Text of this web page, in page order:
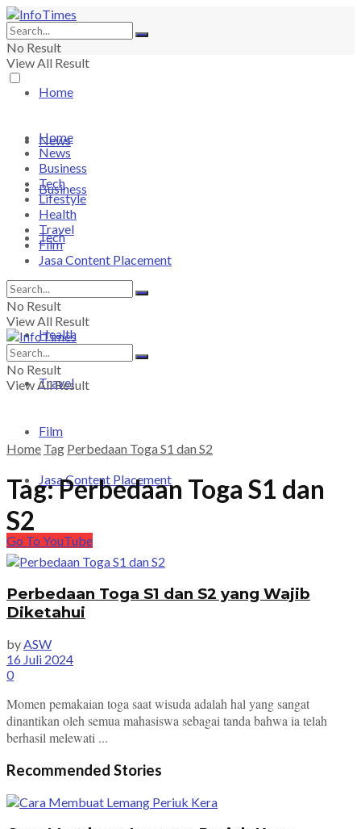
No Result
View All Result
Home
News
Business
Tech
Lifestyle
Health
Travel
Film
Jasa Content Placement
Go To YouTube
Home
News
Business
Tech
Lifestyle
Health
Travel
Film
Jasa Content Placement
No Result
View All Result
No Result
View All Result
Home Tag Perbedaan Toga S1 dan S2
Tag:Perbedaan Toga S1 dan
S2
Perbedaan Toga S1 dan S2 yang Wajib
Diketahui
byASW
16 Juli 2024
0
Momen pemakaian toga saat wisuda adalah hal yang sangat
dinantikan oleh semua mahasiswa sebagai tanda bahwa ia telah
berhasil melewati ...
Recommended Stories